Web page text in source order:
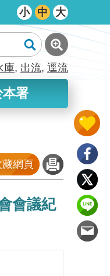
小 中 大
庫 出流 逕流
本署
藏網頁
會議紀